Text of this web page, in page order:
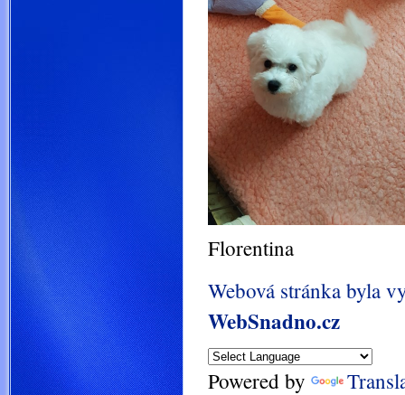
Florentina
Webová stránka byla
WebSnadno.cz
Powered by